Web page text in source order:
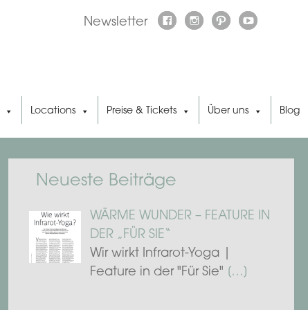
Newsletter
Locations Preise & Tickets Über uns Blog
Neueste Beiträge
WÄRME WUNDER – FEATURE IN
DER „FÜR SIE“
Wir wirkt Infrarot-Yoga |
Feature in der "Für Sie" […]